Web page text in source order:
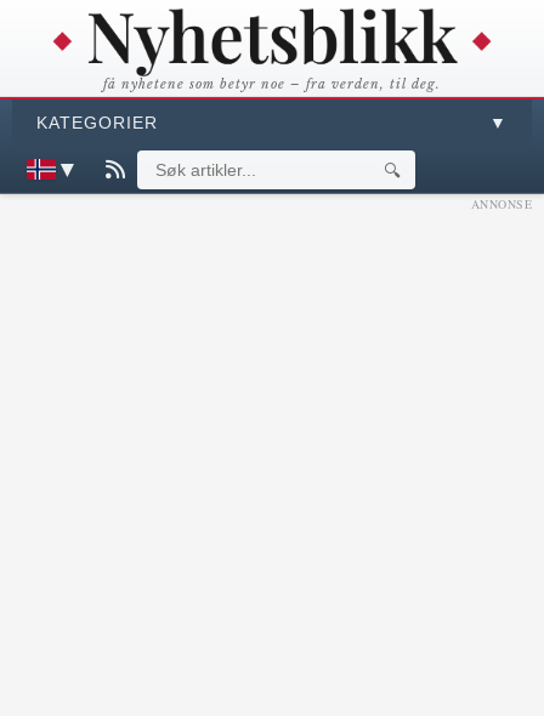
få nyhetene som betyr noe – fra verden, til deg.
KATEGORIER ▼
▼ 🔍
ANNONSE